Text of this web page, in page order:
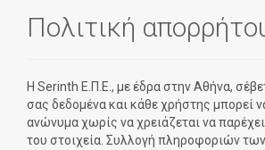
Πολιτική
Η Serinth Ε.Π.Ε., με έδρα στην Αθήνα,
σας δεδομένα και κάθε χρήστης μπορεί
ανώνυμα χωρίς να χρειάζεται να
του στοιχεία. Συλλογή πληροφοριών